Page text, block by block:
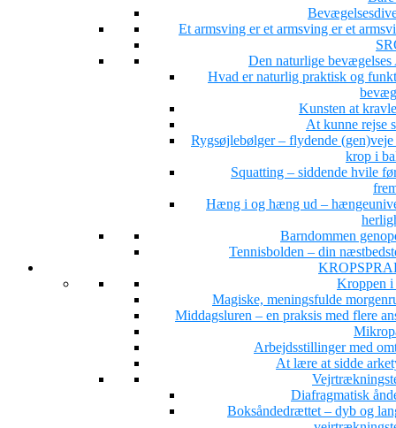
Et armsving er et armsving er et
Den naturlige
Hvad er naturlig praktisk og
Kunsten at
At kunne rejse
Rygsøjlebølger – flydende
krop i
Squatting – siddende hvile
Hæng i og hæng ud –
Barndommen
Tennisbolden – din
Kroppen i
Magiske, meningsfulde
Middagsluren – en praksis med flere
Arbejdsstillinger med
At lære at sidde
Diafragmatisk
Boksåndedrættet – dyb og